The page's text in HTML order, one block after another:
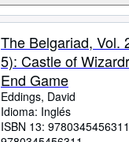
The Belgariad, Vol.
5): Castle of
End Game
Eddings, David
Idioma: Inglés
ISBN 13: 9780345456311